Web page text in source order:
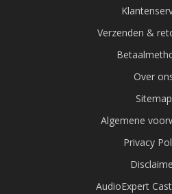
Verzenden &
Over
Sitemap
Algemene
Privacy
AudioExpert